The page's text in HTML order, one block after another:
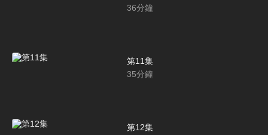
36分鐘
第11集
35分鐘
第12集